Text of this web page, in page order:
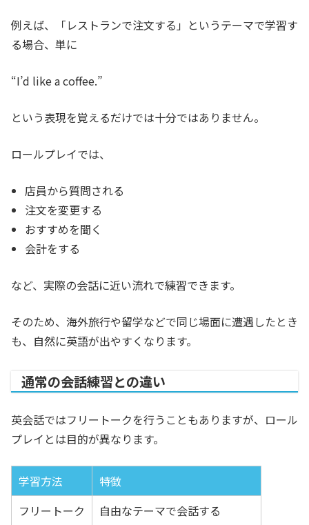
例えば、「レストランで注文する」というテーマで学習す
る場合、単に
“I’d like a coffee.”
という表現を覚えるだけでは十分ではありません。
ロールプレイでは、
店員から質問される
注文を変更する
おすすめを聞く
会計をする
など、実際の会話に近い流れで練習できます。
そのため、海外旅行や留学などで同じ場面に遭遇したとき
も、自然に英語が出やすくなります。
通常の会話練習との違い
英会話ではフリートークを行うこともありますが、ロール
プレイとは目的が異なります。
学習方法
特徴
フリートーク
自由なテーマで会話する